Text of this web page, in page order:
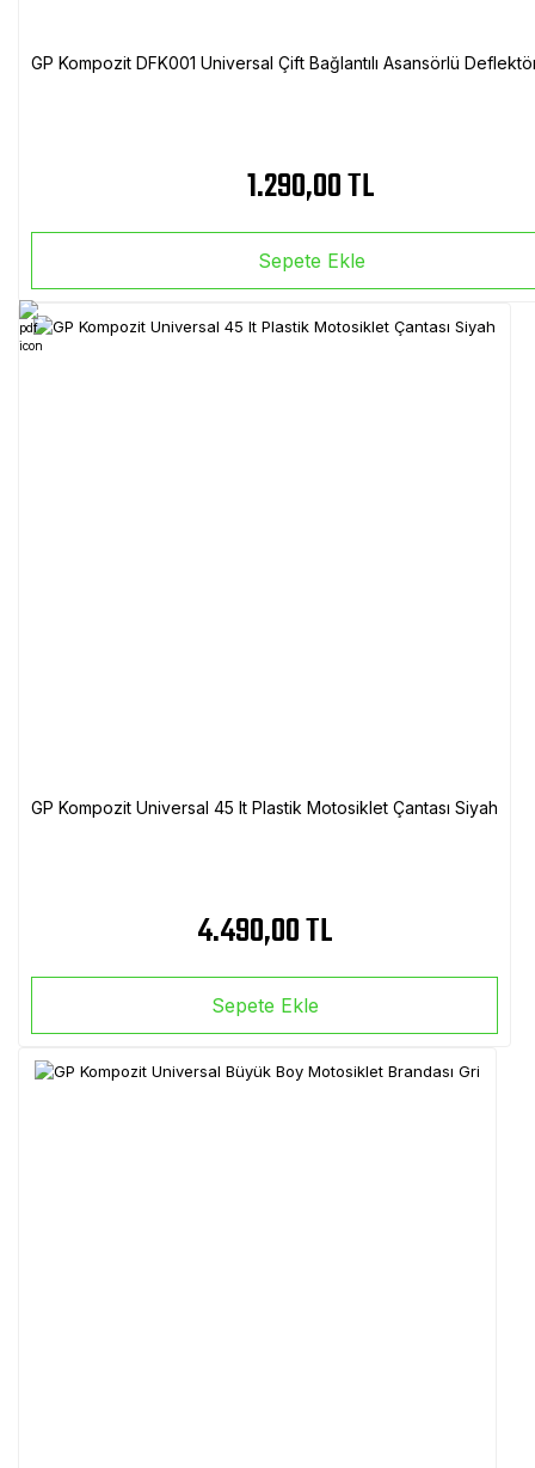
GP Kompozit DFK001 Universal Çift Bağlantılı Asansörlü
1.290,00 TL
Sepete Ekle
GP Kompozit Universal 45 lt Plastik Motosiklet Çantası Siyah
4.490,00 TL
Sepete Ekle